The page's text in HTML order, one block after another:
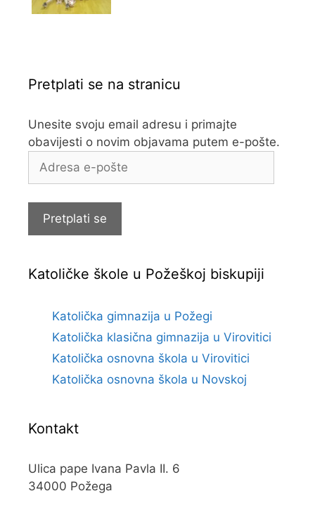
Pretplati se na stranicu
Unesite svoju email adresu i primajte
obavijesti o novim objavama putem e-pošte.
Adresa
Pretplati se
Katoličke škole u Požeškoj biskupiji
Katolička gimnazija u Požegi
Katolička klasična gimnazija u Virovitici
Katolička osnovna škola u Virovitici
Katolička osnovna škola u Novskoj
Kontakt
Ulica pape Ivana Pavla II. 6
34000 Požega